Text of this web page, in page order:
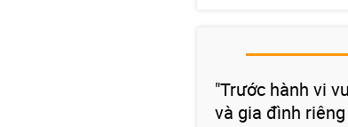
"Trước hành vi
và gia đình